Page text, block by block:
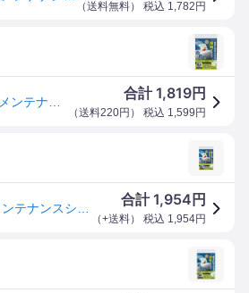
（送料無料） 税込 1,782 円
合計1,819円
（送料220円 ） 税込 1,599 円
合計1,954 円
（+送料） 税込 1,954円